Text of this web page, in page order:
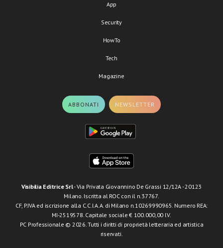
App
Security
HowTo
Tech
Magazine
ABBONATI NEWSLETTER
Visibilia Editrice Srl- Via Privata Giovannino De Grassi 12/12A - 20123
Milano. Iscritta al ROC con il n.37767.
CF, P.IVA ed iscrizione alla C.C.I.A.A. di Milano n.10269990965. Numero REA:
MI-2519578. Capitale sociale € 100.000,00 I.V.
PC Professionale © 2026. Tutti i diritti di proprietà letteraria ed artistica
riservati.